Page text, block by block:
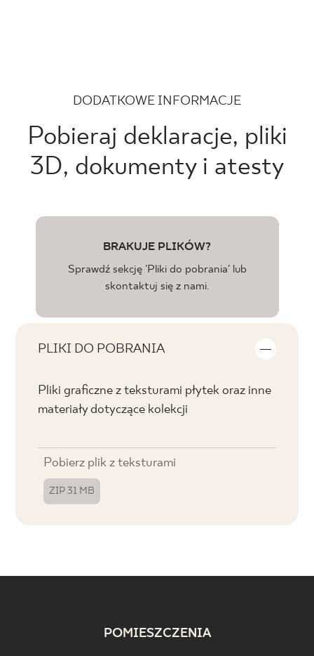
DODATKOWE INFORMACJE
Pobieraj deklaracje, pliki
3D, dokumenty i atesty
BRAKUJE PLIKÓW?
Sprawdź sekcję 'Pliki do pobrania' lub
skontaktuj się z nami.
PLIKI DO POBRANIA
Pliki graficzne z teksturami płytek oraz inne
materiały dotyczące kolekcji
Pobierz plik z teksturami
ZIP 31 MB
POMIESZCZENIA